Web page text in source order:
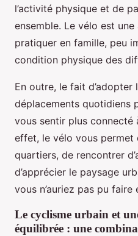
l’activité physique et de
ensemble. Le vélo est
pratiquer en famille, peu
condition physique des
En outre, le fait
déplacements quotidiens
vous sentir plus connecté
effet, le vélo vous permet
quartiers, de rencontrer
d’apprécier le paysage
vous n’auriez pas pu faire
Le cyclisme urbain et
équilibrée : une